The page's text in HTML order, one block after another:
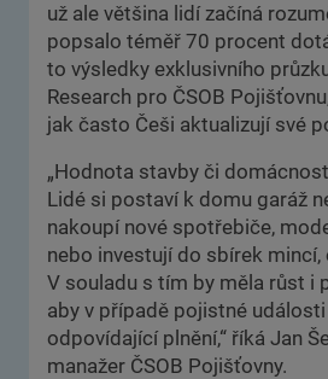
už ale většina lidí začíná
popsalo téměř 70 procent
to výsledky exklusivního
Research pro ČSOB
jak často Češi aktualizují své
„Hodnota stavby či
Lidé si postaví k domu garáž
nakoupí nové spotřebiče,
nebo investují do sbírek mincí,
V souladu s tím by měla růst i
aby v případě pojistné
odpovídající plnění,“ říká Jan
manažer ČSOB Pojišťovny.